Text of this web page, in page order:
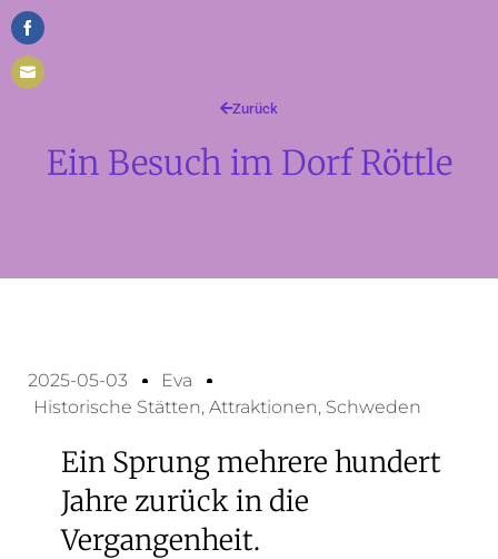
Zurück
Ein Besuch im Dorf Röttle
2025-05-03
Eva
Historische Stätten, Attraktionen, Schweden
Ein Sprung mehrere hundert
Jahre zurück in die
Vergangenheit.
Auf
Facebook
teilen